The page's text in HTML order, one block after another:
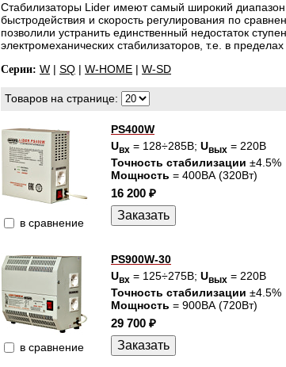
Стабилизаторы Lider имеют самый широкий
быстродействия и скорость регулирования по
позволили устранить единственный недостаток
электромеханических стабилизаторов, т.е. в
Серии: W | SQ | W-HOME | W-SD
Товаров на странице:
в сравнение
PS400W
Uвх = 128÷285В; Uвых = 220В
Точность стабилизации ±4.5%
Мощность = 400ВА (320Вт)
16 200 ₽
в сравнение
PS900W-30
Uвх = 125÷275В; Uвых = 220В
Точность стабилизации ±4.5%
Мощность = 900ВА (720Вт)
29 700 ₽